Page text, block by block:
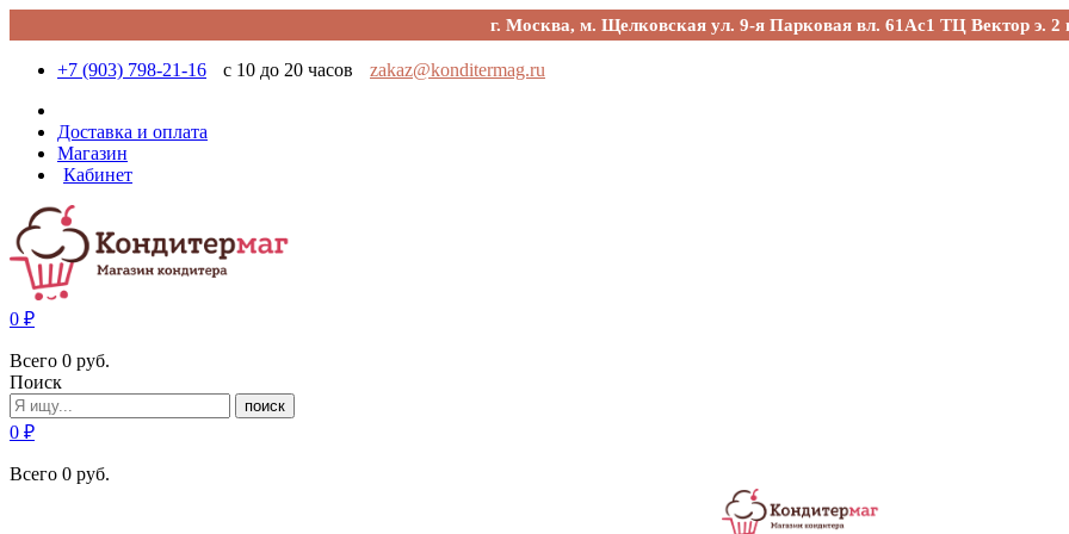
г. Москва, м. Щелковская ул. 9-я Парковая вл. 61Ас1 ТЦ Вектор э. 2
+7 (903) 798-21-16 с 10 до 20 часов zakaz@konditermag.ru
Доставка и оплата
Магазин
Кабинет
0 ₽
Всего 0 руб.
Поиск
поиск
0 ₽
Всего 0 руб.